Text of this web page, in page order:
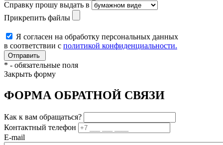
Справку прошу выдать в
Прикрепить файлы
Я согласен на обработку персональных данных
в соответствии с политикой конфиденциальности.
* - обязательные поля
Закрыть форму
ФОРМА ОБРАТНОЙ СВЯЗИ
Как к вам обращаться?
Контактный телефон
E-mail